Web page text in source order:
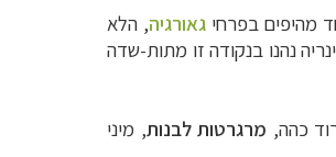
מהיפים בפרחיגאורגיה, הלא
נהנו בנקודה זו מתות-שדה
כהה, מרגרטות לבנות, מיני